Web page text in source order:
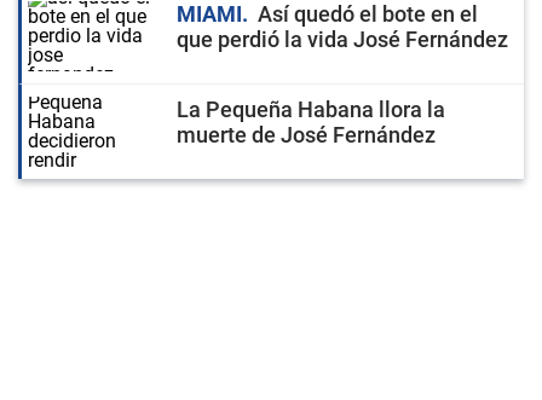
MIAMI
Así quedó el bote en el
que perdió la vida José Fernández
La Pequeña Habana llora la
muerte de José Fernández